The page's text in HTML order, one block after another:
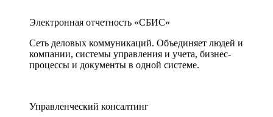
Электронная отчетность «СБИС»
Сеть деловых коммуникаций. Объединяет людей и
компании, системы управления и учета, бизнес-
процессы и документы в одной системе.
Управленческий консалтинг